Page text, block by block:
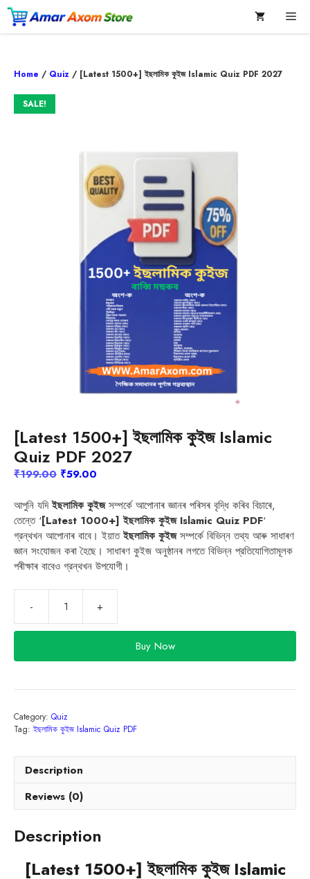
Skip
content
Home / Quiz / [Latest 1500+] ইছলামিক কুইজ Islamic Quiz PDF 2027
SALE!
[Latest 1500+] ইছলামিক কুইজ Islamic
Quiz PDF 2027
₹199.00 Original
was:
₹199.00.
₹59.00
is:
₹59.00.
আপুনি যদিইছলামিক কুইজসম্পর্কে আপোনাৰ জ্ঞানৰ পৰিসৰ বৃদ্ধি কৰিব বিচাৰে,
তেন্তে ‘[Latest 1000+] ইছলামিক কুইজ Islamic Quiz PDF‘
গ্রন্থখন আপোনাৰ বাবে। ইয়াতইছলামিক কুইজসম্পর্কে বিভিন্ন তথ্য আৰু সাধাৰণ
জ্ঞান সংযোজন কৰা হৈছে। সাধাৰণ কুইজ অনুষ্ঠানৰ লগতে বিভিন্ন প্রতিযোগিতামূলক
পৰীক্ষাৰ বাবেও গ্রন্থখন উপযোগী।
1500+]
ইছলামিক
কুইজ
Quiz
quantity
Buy Now
Category: Quiz
Tag: ইছলামিক কুইজ Islamic Quiz PDF
Description
Reviews (0)
Description
[Latest 1500+] ইছলামিক কুইজ Islamic